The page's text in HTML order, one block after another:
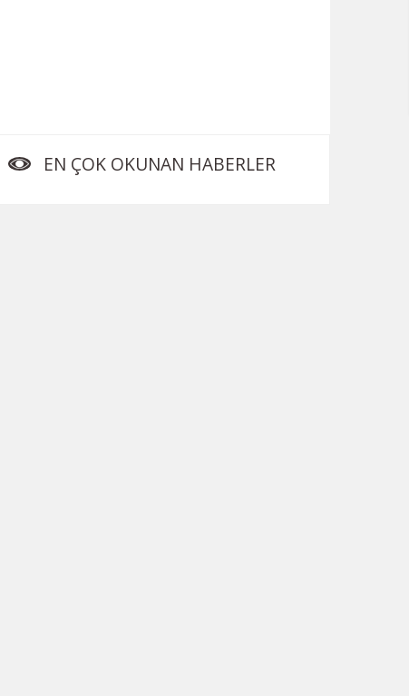
EN ÇOK OKUNAN HABERLER